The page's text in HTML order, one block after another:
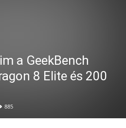
a GeekBench
8 Elite és 200
885